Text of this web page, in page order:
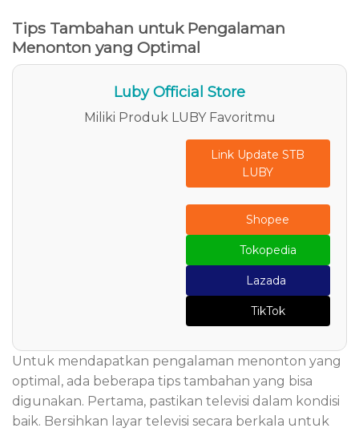
Tips Tambahan untuk Pengalaman
Menonton yang Optimal
Luby Official Store
Miliki Produk LUBY Favoritmu
Link Update STB
LUBY
Shopee
Tokopedia
Lazada
TikTok
Untuk mendapatkan pengalaman menonton yang
optimal, ada beberapa tips tambahan yang bisa
digunakan. Pertama, pastikan televisi dalam kondisi
baik. Bersihkan layar televisi secara berkala untuk